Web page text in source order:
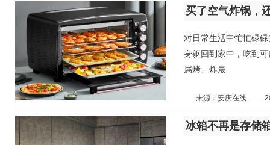
买了空气炸锅，
对日常生活中忙忙碌
身躯回到家中，吃到
属烤、炸最
来源：安庆在线
冰箱不再是存储